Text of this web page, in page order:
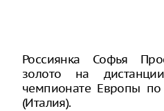
Россиянка Софья
золото на
чемпионате Европы
(Италия).